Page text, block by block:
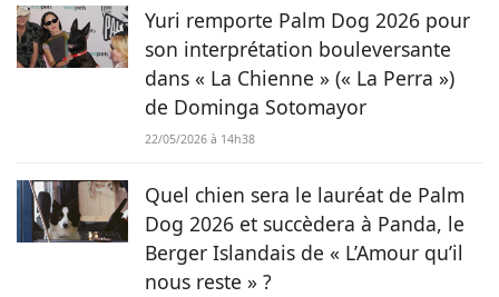
poussée à se lancer dans la photographie canine.
Yuri remporte Palm Dog 2026 pour
son interprétation bouleversante
dans « La Chienne » (« La Perra »)
de Dominga Sotomayor
22/05/2026 à 14h38
Quel chien sera le lauréat de Palm
Dog 2026 et succèdera à Panda, le
Berger Islandais de « L’Amour qu’il
nous reste » ?